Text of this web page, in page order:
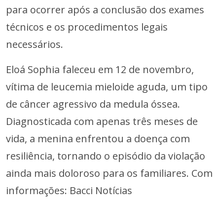
para ocorrer após a conclusão dos exames
técnicos e os procedimentos legais
necessários.
Eloá Sophia faleceu em 12 de novembro,
vítima de leucemia mieloide aguda, um tipo
de câncer agressivo da medula óssea.
Diagnosticada com apenas três meses de
vida, a menina enfrentou a doença com
resiliência, tornando o episódio da violação
ainda mais doloroso para os familiares. Com
informações: Bacci Notícias